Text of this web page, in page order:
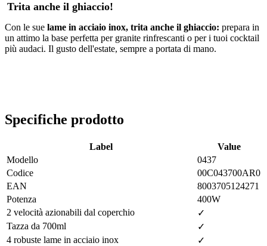
Trita anche il ghiaccio!
Con le sue lame in acciaio inox, trita anche il ghiaccio: prepara in
un attimo la base perfetta per granite rinfrescanti o per i tuoi cocktail
più audaci. Il gusto dell'estate, sempre a portata di mano.
Specifiche prodotto
Label
Value
Modello
0437
Codice
00C043700AR0
EAN
8003705124271
Potenza
400W
2 velocità azionabili dal coperchio
✓
Tazza da 700ml
✓
4 robuste lame in acciaio inox
✓